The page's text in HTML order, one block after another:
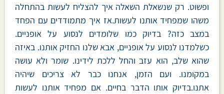
ופשוט. רק שנשאלת השאלה איך להצליח לעשות בהתחלה
משהו שמפחיד אותנו לעשות.אז איך מתמודדים עם הפחד
במצב כזה? בדיוק כמו שלומדים לנסוע על אופניים.
כשלמדנו לנסוע על אופניים, אבא שלנו החזיק אותנו. באיזה
שהוא שלב, הוא עזב והחל ללכת לידינו. שומר ולא עושה
במקומנו. ועם הזמן, אנחנו כבר לא צריכים שיהיה
אתנו.בדיוק אותו הדבר בחיים. אם מפחיד אותנו לעשות